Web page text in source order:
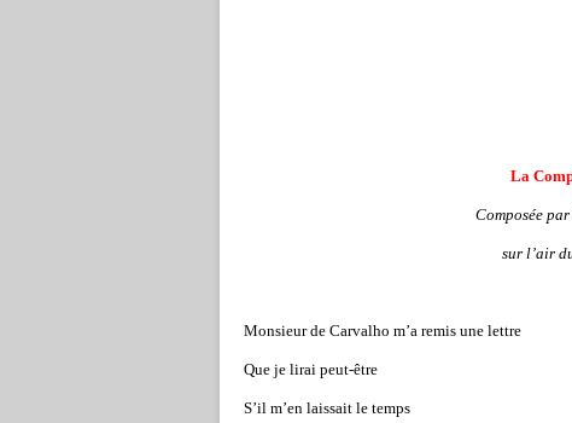
La
Composée
sur l’air
Monsieur de Carvalho m’a remis une lettre
Que je lirai peut-être
S’il m’en laissait le temps